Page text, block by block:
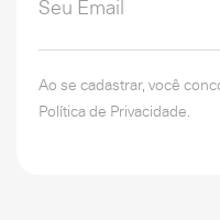
Ao se cadastrar, você
Política de Privacidade.